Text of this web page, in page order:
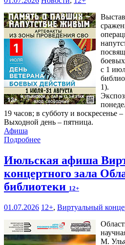
с 1
1).
19 часов; в субботу и воскресенье
Выходной день – пятница.
Афиша
Подробнее
Июльская афиша
концертного зала
библиотеки 12+
01.07.2026 12+, Виртуальный
М.